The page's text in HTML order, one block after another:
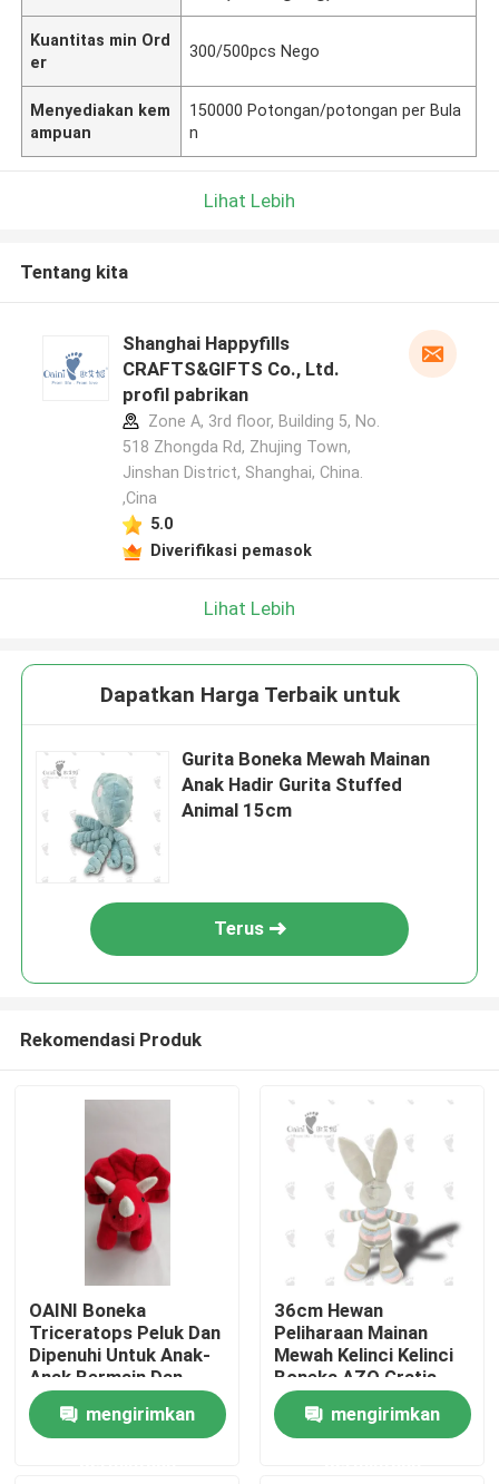
Rumah
Produk
Kuantitas min Ord
er
300/500pcs Nego
Menyediakan kem
ampuan
150000 Potongan/potongan per Bula
n
Lihat Lebih
Tentang kita
Shanghai Happyfills
CRAFTS&GIFTS Co., Ltd.
profil pabrikan
Zone A, 3rd floor, Building 5, No.
518 Zhongda Rd, Zhujing Town,
Jinshan District, Shanghai, China.
,Cina
5.0
Diverifikasi pemasok
Lihat Lebih
Dapatkan Harga Terbaik untuk
Gurita Boneka Mewah Mainan
Anak Hadir Gurita Stuffed
Animal 15cm
Terus
Rekomendasi Produk
OAINI Boneka
Triceratops Peluk Dan
Dipenuhi Untuk Anak-
Anak Bermain Dan
Dekorasi Rumah
mengirimkan
36cm Hewan
Peliharaan Mainan
Mewah Kelinci Kelinci
Boneka AZO Gratis
EN71
mengirimkan